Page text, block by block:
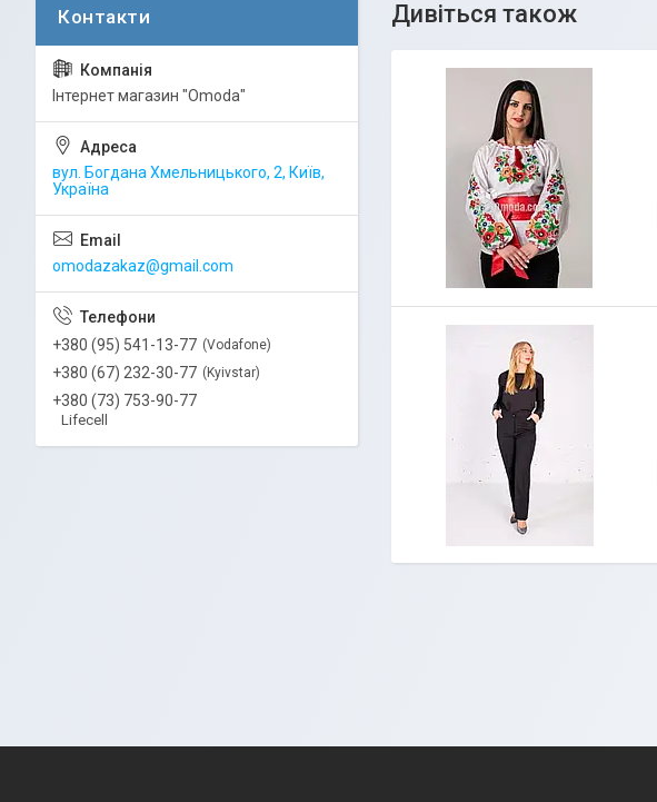
Інтернет магазин "Omoda"
вул. Богдана Хмельницького, 2, Київ,
Україна
omodazakaz@gmail.com
+380 (95) 541-13-77 Vodafone
+380 (67) 232-30-77 Kyivstar
+380 (73) 753-90-77
Lifecell